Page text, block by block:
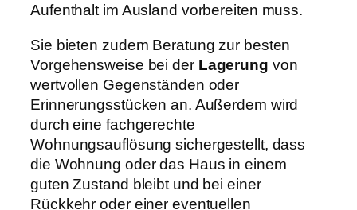
Aufenthalt im Ausland vorbereiten muss.
Sie bieten zudem Beratung zur besten
Vorgehensweise bei der Lagerung von
wertvollen Gegenständen oder
Erinnerungsstücken an. Außerdem wird
durch eine fachgerechte
Wohnungsauflösung sichergestellt, dass
die Wohnung oder das Haus in einem
guten Zustand bleibt und bei einer
Rückkehr oder einer eventuellen